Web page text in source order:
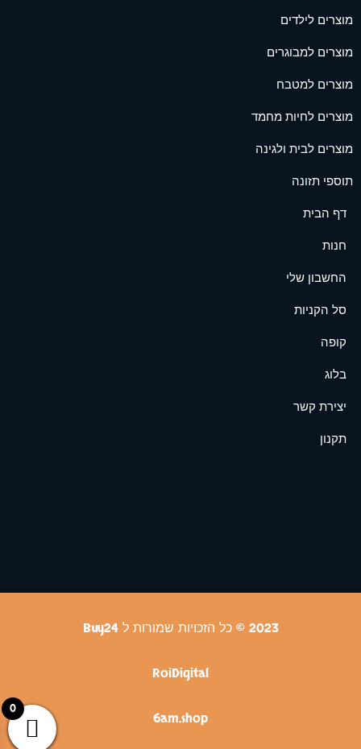
מוצרים לילדים
מוצרים למבוגרים
מוצרים למטבח
מוצרים לחיות מחמד
מוצרים לבית ולגינה
תוספי תזונה
דף הבית
חנות
החשבון שלי
סל הקניות
קופה
בלוג
יצירת קשר
תקנון
2023 © כל הזכויות שמורות ל Buy24
RoiDigital
6am.shop
0